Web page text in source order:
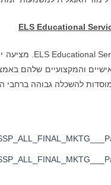
ELS Educational
להשכלה גבוהה ברחבי